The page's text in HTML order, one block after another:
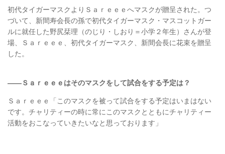
初代タイガーマスクよりＳａｒｅｅｅへマスクが贈呈された。つ
づいて、新間寿会長の孫で初代タイガーマスク・マスコットガー
ルに就任した野尻栞理（のじり・しおり＝小学２年生）さんが登
場、Ｓａｒｅｅｅ、初代タイガーマスク、新間会長に花束を贈呈
した。
――Ｓａｒｅｅｅはそのマスクをして試合をする予定は？
Ｓａｒｅｅｅ「このマスクを被って試合をする予定はいまはない
です。チャリティーの時に常にこのマスクとともにチャリティー
活動をおこなっていきたいなと思っております」